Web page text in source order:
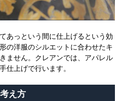
あっという間に仕上げるという効
の洋服のシルエットに合わせたキ
ません。クレアンでは、アパレル
仕上げで行います。
え方